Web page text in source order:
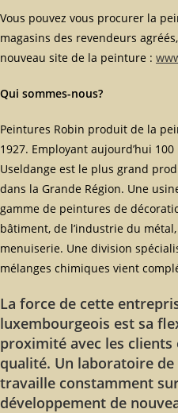
Vous pouvez vous procurer la
magasins des revendeurs
nouveau site de la peinture :
Qui sommes-nous?
Peintures Robin produit de la
1927. Employant aujourd’hui
Useldange est le plus grand
dans la Grande Région. Une
gamme de peintures de
bâtiment, de l’industrie du
menuiserie. Une division
mélanges chimiques vient
La force de cette
luxembourgeois est sa
proximité avec les
qualité. Un laboratoire
travaille constamment
développement de